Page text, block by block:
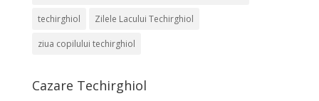
techirghiol Zilele Lacului Techirghiol
ziua copilului techirghiol
Cazare Techirghiol